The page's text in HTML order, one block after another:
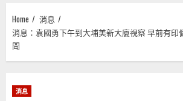
Home
消息
消息：袁國勇下午到大埔美新大廈視察 早前有印
聞
消息